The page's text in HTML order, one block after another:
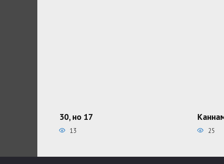
30, но 17
13 25